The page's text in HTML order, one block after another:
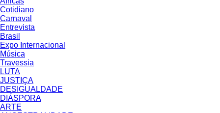
Cotidiano
Carnaval
Entrevista
Brasil
Expo Internacional
Música
Travessia
LUTA
JUSTIÇA
DESIGUALDADE
DIÁSPORA
ARTE